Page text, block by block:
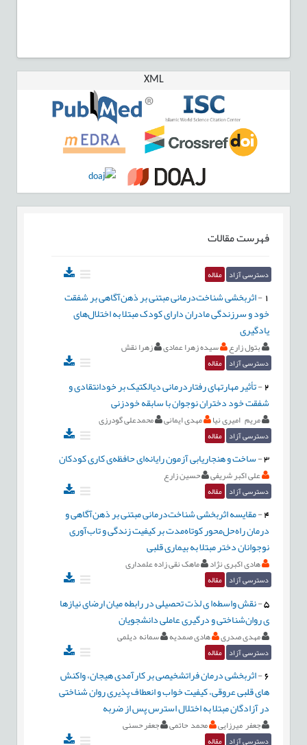
XML
فهرست مقالات
دسترسی آزاد مقاله
-اثربخشی شناخت‌درمانی مبتنی بر ذهن‌آگاهی بر شفقت
خود و سرزندگی مادران دارای کودک مبتلا به اختلال‌های
یادگیری
بتول زارع سیده زهرا عمادی زهرا نقش
دسترسی آزاد مقاله
2
-تأثیر مهارتهای رفتاردرمانی دیالکتیک بر خودانتقادی و
شفقت خود دختران نوجوان با سابقه خودزنی
مریم امیری نیا مهدی ایمانی محمدعلی گودرزی
دسترسی آزاد مقاله
3
-ساخت و هنجاريابی آزمون رايانه‌ای حافظه‌ی کاری کودکان
علی اکبر شریفی حسین زارع
دسترسی آزاد مقاله
4
-مقایسه اثربخشی شناخت‌درمانی مبتنی بر ذهن‌آگاهی و
درمان راه‌حل‌محور کوتاه‌مدت بر کیفیت زندگی و تاب‌آوری
نوجوانان دختر مبتلا به بیماری قلبی
هادی اکبری نژاد ماهک نقی زاده علمداری
دسترسی آزاد مقاله
5
-نقش واسطه‌ا ی لذت تحصیلی در رابطه میان ارضای نیازها
ی روان‌شناختی و درگیری عاملی دانشجویان
مهدی صدری هادی صمدیه سمانه دیلمی
دسترسی آزاد مقاله
6
-اثربخشی درمان فراتشخیصی بر کارآمدی هیجان، واکنش
های قلبی عروقی، کیفیت خواب و انعطاف پذیری روان شناختی
در آزادگان مبتلا به اختلال استرس پس از ضربه
جعفر میرزایی محمد حاتمی جعفر حسنی
دسترسی آزاد مقاله